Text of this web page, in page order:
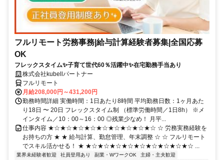
フルリモート労務事務|給与計算経験者募集|全国応募
OK
フレックスタイム✨子育て世代60％活躍中✨在宅勤務手当あり
株式会社kubellパートナー
フルリモート
月給208,000円～431,200円
勤務時間詳細 実働時間：1日あたり8時間 平均勤務日数：1ヶ月あた
り18日 〜 20日 フレックスタイム制 （標準労働時間／1日8h） ※メ
インタイム／10：00～16：00 ◎残業少なめ！ 月平...
仕事内容 ★☆★☆★☆★☆★☆★☆★☆★☆★☆ ☆ 労務実務経験を
お持ちの方 ★ ★ 給与計算、勤怠管理、年末調整 ☆ ☆ フルリモート
でスキル活かせる！ ★ ★☆★☆★☆★☆★☆★☆★☆★☆★☆ ...
業界未経験者歓迎 社員登用あり 副業・WワークOK
主婦・主夫歓迎